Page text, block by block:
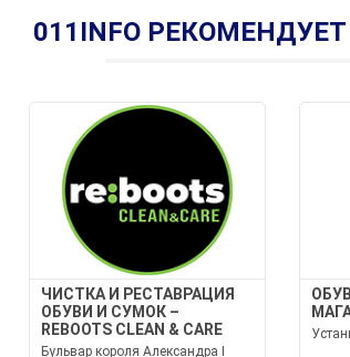
011INFO
ЧИСТКА И РЕСТАВРАЦИЯ
ОБУВИ И СУМОК –
REBOOTS CLEAN & CARE
Бульвар короля Александра I